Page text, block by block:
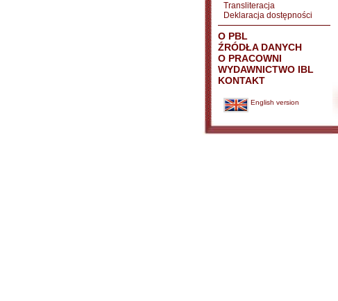
Transliteracja
Deklaracja dostępności
O PBL
ŹRÓDŁA DANYCH
O PRACOWNI
WYDAWNICTWO IBL
KONTAKT
English version